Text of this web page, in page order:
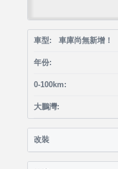
車型: 車庫尚無新增！
年份:
0-100km:
大鵬灣:
改裝